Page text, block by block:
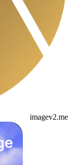
imagev2.me